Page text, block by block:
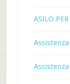
ASILO